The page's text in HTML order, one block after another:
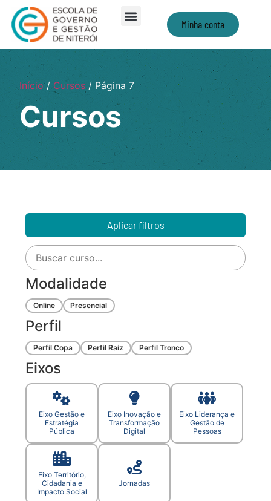
Minha conta
Início/Cursos/ Página 7
Cursos
Aplicar filtros
Modalidade
Online Presencial
Perfil
Perfil Copa Perfil Raiz Perfil Tronco
Eixos
Eixo Gestão e
Estratégia
Pública
Eixo Inovação e
Transformação
Digital
Eixo Liderança e
Gestão de
Pessoas
Eixo Território,
Cidadania e
Impacto Social
Jornadas